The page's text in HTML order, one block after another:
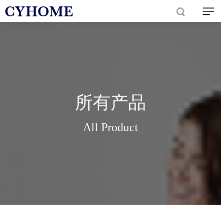
所有产品
All Product